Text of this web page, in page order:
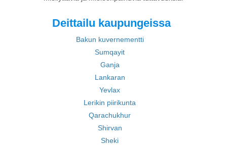
Deittailu kaupungeissa
Bakun kuvernementti
Sumqayit
Ganja
Lankaran
Yevlax
Lerikin piirikunta
Qarachukhur
Shirvan
Sheki